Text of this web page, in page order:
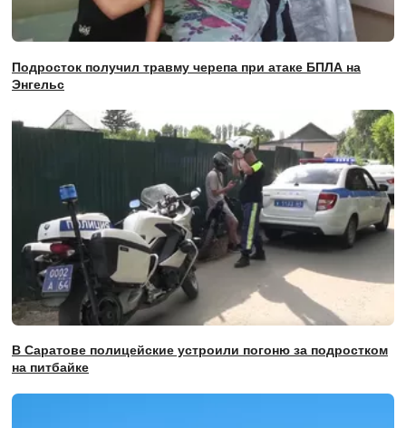
Подросток получил травму черепа при атаке БПЛА на
Энгельс
В Саратове полицейские устроили погоню за подростком
на питбайке